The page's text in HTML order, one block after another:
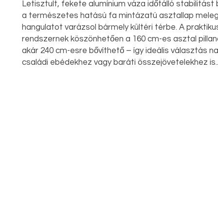
Letisztult, fekete alumínium váza időtálló stabilitást
a természetes hatású fa mintázatú asztallap
hangulatot varázsol bármely kültéri térbe. A
rendszernek köszönhetően a 160 cm-es asztal
akár 240 cm-esre bővíthető – így ideális választás
családi ebédekhez vagy baráti összejövetelekhez is..